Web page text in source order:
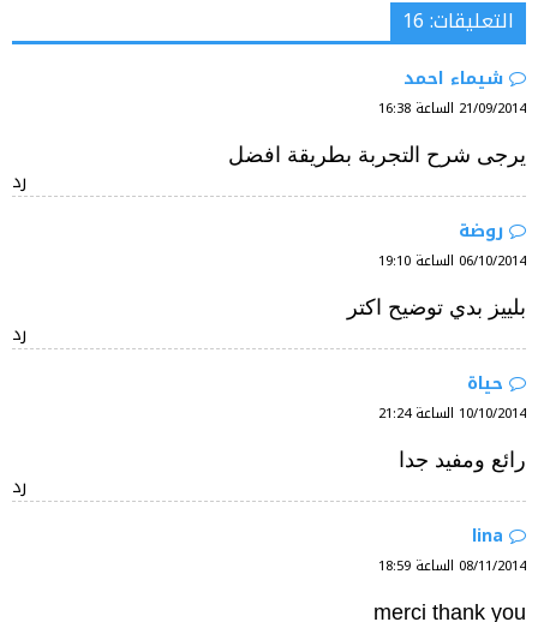
التعليقات: 16
شيماء احمد
21/09/2014 الساعة 16:38
يرجى شرح التجربة بطريقة افضل
رد
روضة
06/10/2014 الساعة 19:10
بلييز بدي توضيح اكتر
رد
حياة
10/10/2014 الساعة 21:24
رائع ومفيد جدا
رد
lina
08/11/2014 الساعة 18:59
merci thank you